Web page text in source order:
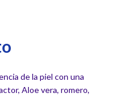
de la piel con una
Aloe vera, romero,